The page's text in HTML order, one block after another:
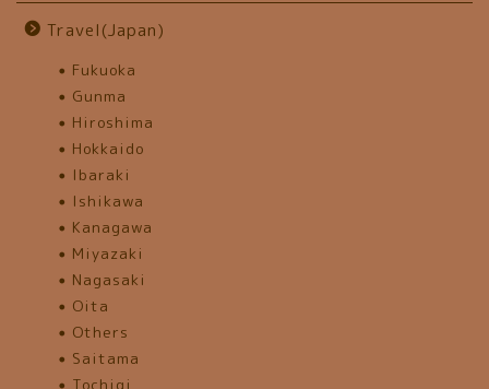
Travel(Japan)
Fukuoka
Gunma
Hiroshima
Hokkaido
Ibaraki
Ishikawa
Kanagawa
Miyazaki
Nagasaki
Oita
Others
Saitama
Tochigi